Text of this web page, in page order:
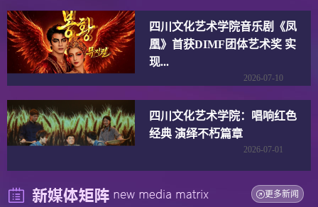
四川文化艺术学院音乐剧《凤
凰》首获DIMF团体艺术奖 实
现...
2026-07-10
四川文化艺术学院：唱响红色
经典 演绎不朽篇章
2026-07-01
更多新闻